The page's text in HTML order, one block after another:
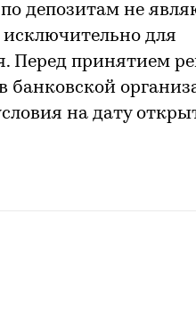
депозитам не
для
Перед принятием
банковской
на дату